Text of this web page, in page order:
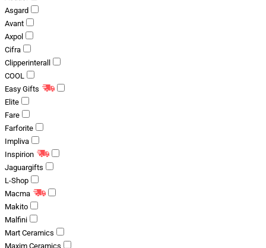
Asgard
Avant
Axpol
Cifra
Clipperinterall
COOL
Easy Gifts
Elite
Fare
Farforite
Impliva
Inspirion
Jaguargifts
L-Shop
Macma
Makito
Malfini
Mart Ceramics
Maxim Ceramics